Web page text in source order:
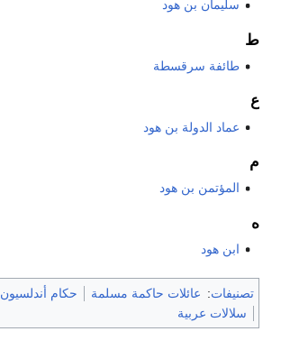
سليمان بن هود
ط
طائفة سرقسطة
ع
عماد الدولة بن هود
م
المؤتمن بن هود
ه
ابن هود
تصنيفات: عائلات حاكمة مسلمة حكام أندلسيون
سلالات عربية